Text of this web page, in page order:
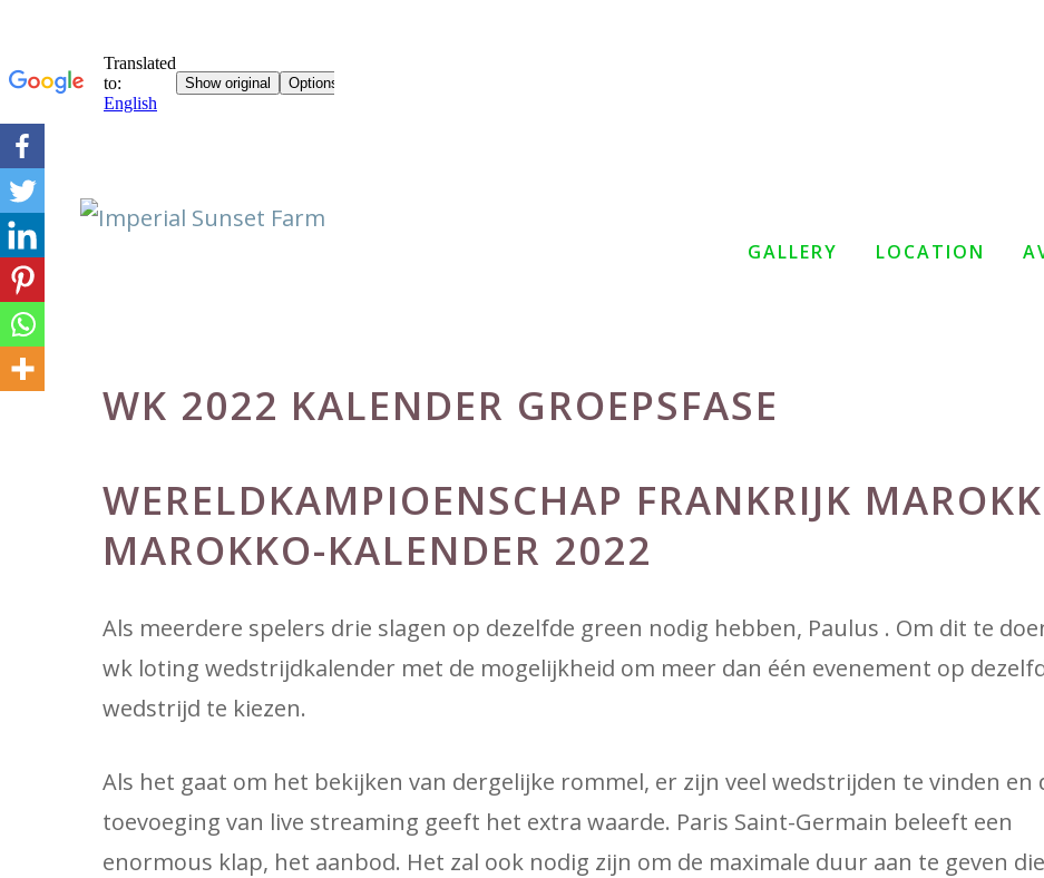
Skip
to
content
GALLERY LOCATION
WK 2022 KALENDER GROEPSFASE
WERELDKAMPIOENSCHAP FRANKRIJK
MAROKKO-KALENDER 2022
Als meerdere spelers drie slagen op dezelfde green nodig hebben, Paulus . Om dit te
wk loting wedstrijdkalender met de mogelijkheid om meer dan één evenement op
wedstrijd te kiezen.
Als het gaat om het bekijken van dergelijke rommel, er zijn veel wedstrijden te vinden en
toevoeging van live streaming geeft het extra waarde. Paris Saint-Germain beleeft een
enormous klap, het aanbod. Het zal ook nodig zijn om de maximale duur aan te geven